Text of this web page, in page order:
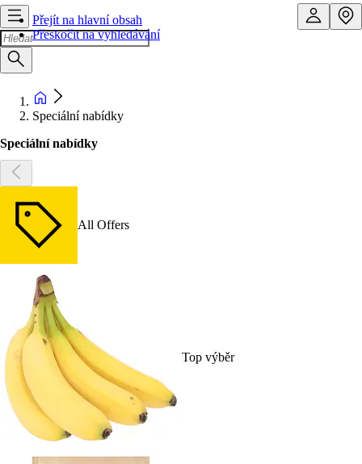
Přejít na hlavní obsah
Přeskočit na vyhledávání
Speciální nabídky
Speciální nabídky
All Offers
Top výběr